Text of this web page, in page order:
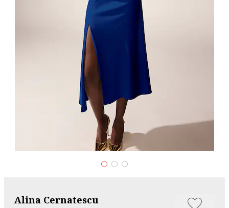
Alina Cernatescu